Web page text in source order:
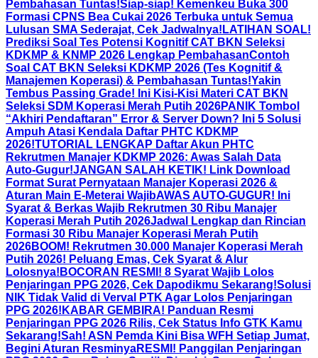
Pembahasan Tuntas!Siap-siap! Kemenkeu Buka 300
Formasi CPNS Bea Cukai 2026 Terbuka untuk Semua
Lulusan SMA Sederajat, Cek Jadwalnya! LATIHAN SOAL!
Prediksi Soal Tes Potensi Kognitif CAT BKN Seleksi
KDKMP & KNMP 2026 Lengkap PembahasanContoh
Soal CAT BKN Seleksi KDKMP 2026 (Tes Kognitif &
Manajemen Koperasi) & Pembahasan Tuntas!Yakin
Tembus Passing Grade! Ini Kisi-Kisi Materi CAT BKN
Seleksi SDM Koperasi Merah Putih 2026PANIK Tombol
“Akhiri Pendaftaran” Error & Server Down? Ini 5 Solusi
Ampuh Atasi Kendala Daftar PHTC KDKMP
2026!TUTORIAL LENGKAP Daftar Akun PHTC
Rekrutmen Manajer KDKMP 2026: Awas Salah Data
Auto-Gugur!JANGAN SALAH KETIK! Link Download
Format Surat Pernyataan Manajer Koperasi 2026 &
Aturan Main E-Meterai WajibAWAS AUTO-GUGUR! Ini
Syarat & Berkas Wajib Rekrutmen 30 Ribu Manajer
Koperasi Merah Putih 2026Jadwal Lengkap dan Rincian
Formasi 30 Ribu Manajer Koperasi Merah Putih
2026BOOM! Rekrutmen 30.000 Manajer Koperasi Merah
Putih 2026! Peluang Emas, Cek Syarat & Alur
Lolosnya! BOCORAN RESMI! 8 Syarat Wajib Lolos
Penjaringan PPG 2026, Cek Dapodikmu Sekarang!Solusi
NIK Tidak Valid di Verval PTK Agar Lolos Penjaringan
PPG 2026! KABAR GEMBIRA! Panduan Resmi
Penjaringan PPG 2026 Rilis, Cek Status Info GTK Kamu
Sekarang!Sah! ASN Pemda Kini Bisa WFH Setiap Jumat,
Begini Aturan ResminyaRESMI! Panggilan Penjaringan